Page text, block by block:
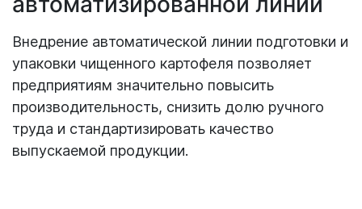
Внедрение автоматической линии подготовки и
упаковки чищенного картофеля позволяет
предприятиям значительно повысить
производительность, снизить долю ручного
труда и стандартизировать качество
выпускаемой продукции.